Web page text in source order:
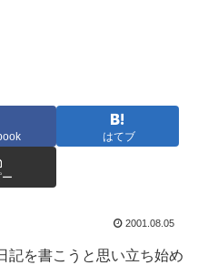
はてブ
2001.08.05
記を書こうと思い立ち始め